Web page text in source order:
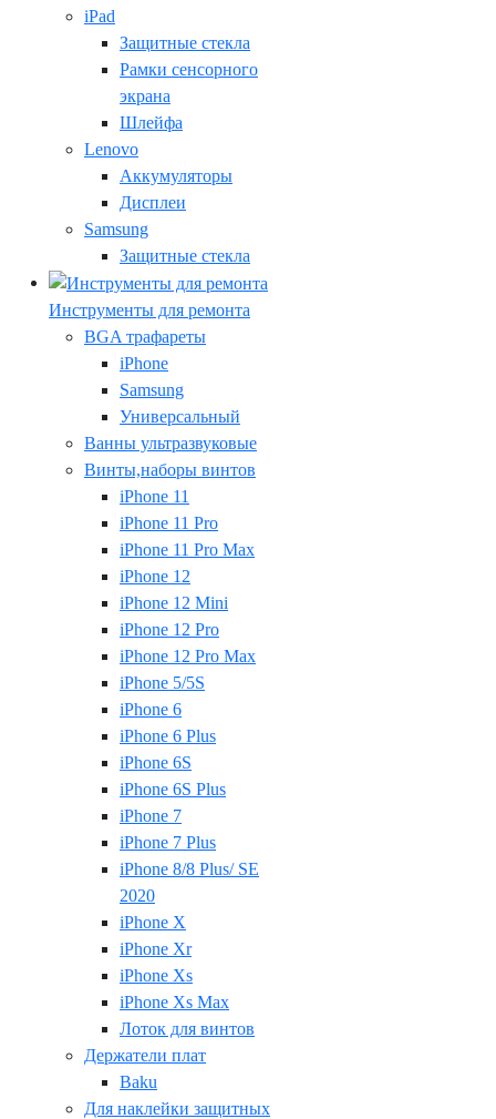
iPad
Защитные стекла
Рамки сенсорного
экрана
Шлейфа
Lenovo
Аккумуляторы
Дисплеи
Samsung
Защитные стекла
Инструменты для ремонта
BGA трафареты
iPhone
Samsung
Универсальный
Ванны ультразвуковые
Винты,наборы винтов
iPhone 11
iPhone 11 Pro
iPhone 11 Pro Max
iPhone 12
iPhone 12 Mini
iPhone 12 Pro
iPhone 12 Pro Max
iPhone 5/5S
iPhone 6
iPhone 6 Plus
iPhone 6S
iPhone 6S Plus
iPhone 7
iPhone 7 Plus
iPhone 8/8 Plus/ SE
2020
iPhone X
iPhone Xr
iPhone Xs
iPhone Xs Max
Лоток для винтов
Держатели плат
Baku
Для наклейки защитных